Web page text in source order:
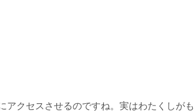
アクセスさせるのですね。実はわたくしが